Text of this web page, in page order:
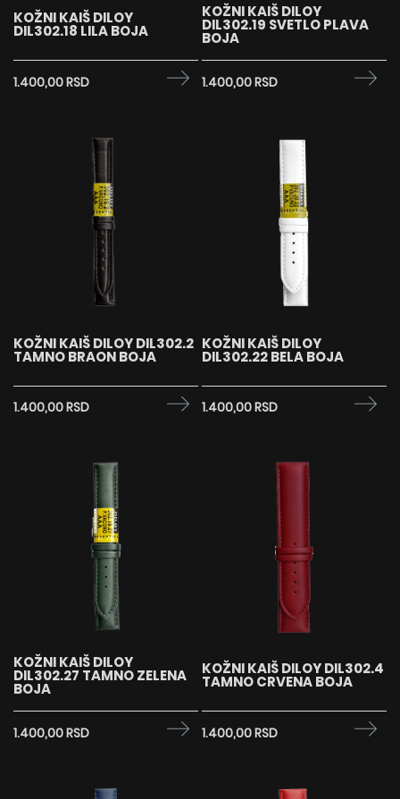
KOŽNI KAIŠ DILOY
DIL302.18 LILA BOJA
1.400,00 RSD
KOŽNI KAIŠ DILOY
DIL302.19 SVETLO PLAVA
BOJA
1.400,00 RSD
KOŽNI KAIŠ DILOY DIL302.2
TAMNO BRAON BOJA
1.400,00 RSD
KOŽNI KAIŠ DILOY
DIL302.22 BELA BOJA
1.400,00 RSD
KOŽNI KAIŠ DILOY
DIL302.27 TAMNO ZELENA
BOJA
1.400,00 RSD
KOŽNI KAIŠ DILOY DIL302.4
TAMNO CRVENA BOJA
1.400,00 RSD